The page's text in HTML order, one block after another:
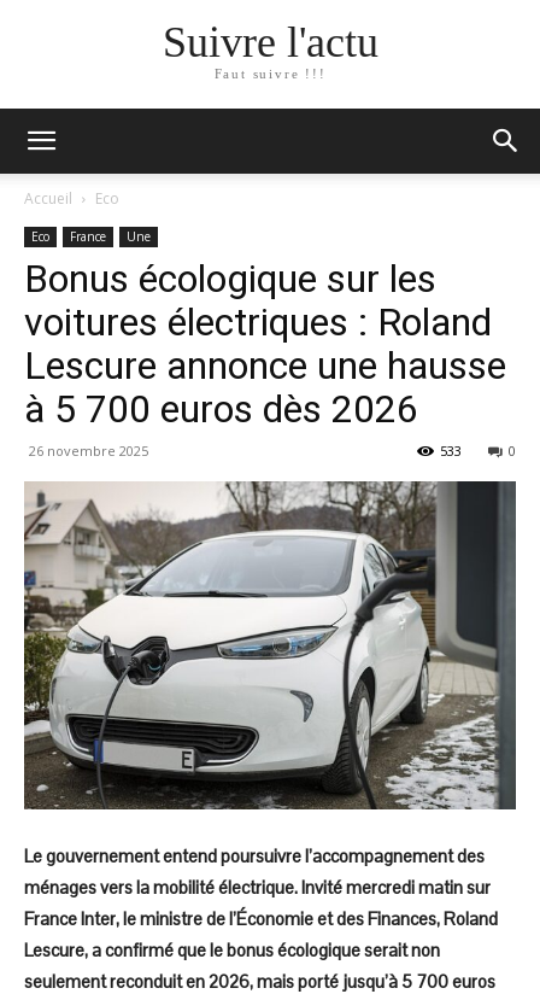
Suivre l'actu
Faut suivre !!!
Accueil Eco
Eco France Une
Bonus écologique sur les
voitures électriques : Roland
Lescure annonce une hausse
à 5 700 euros dès 2026
26 novembre 2025 0
533
Le gouvernement entend poursuivre l’accompagnement des
ménages vers la mobilité électrique. Invité mercredi matin sur
France Inter, le ministre de l’Économie et des Finances, Roland
Lescure, a confirmé que le bonus écologique serait non
seulement reconduit en 2026, mais porté jusqu’à 5 700 euros